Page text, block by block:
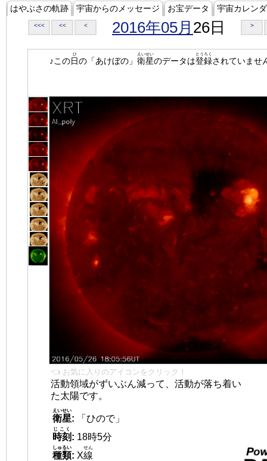
はやぶさの軌跡 宇宙からのメッセージ お宝データ 宇宙カレン
<<< << < 2016年05月 26日 >
♪この日
ひ
の「あけぼの」 衛星
えいせい
のデータは登録
とうろく
されていませ
👈 お気に入りのアイコンをクリック！
活動領域がずいぶん減って、活動が落ち着い
た太陽です。
衛星
えいせい
:
「ひので」
時刻
じこく
: 18時5分
種類
しゅるい
: X線
せん